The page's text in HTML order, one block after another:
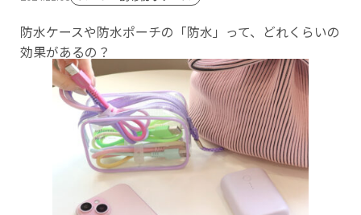
防水ケースや防水ポーチの「防水」って、どれくらいの
効果があるの？